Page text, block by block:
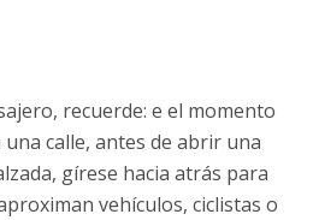
recuerde: e el momento
calle, antes de abrir una
gírese hacia atrás para
vehículos, ciclistas o